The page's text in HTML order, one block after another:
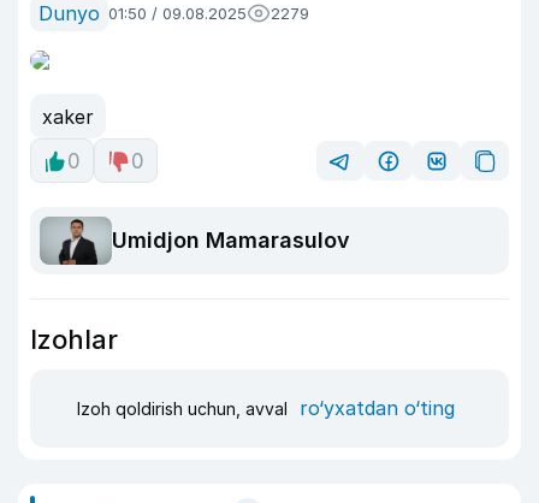
Dunyo 01:50 / 09.08.2025 2279
xaker
0
0
Umidjon Mamarasulov
Izohlar
Izoh qoldirish uchun, avval ro‘yxatdan o‘ting